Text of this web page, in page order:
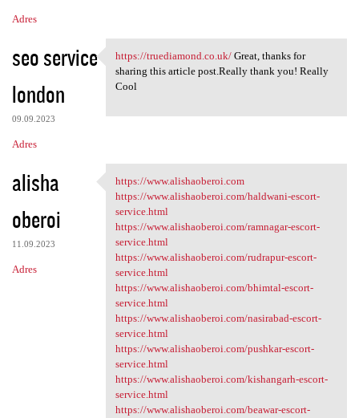
Adres
seo service
london
09.09.2023
Adres
https://truediamond.co.uk/
https://truediamond.co.uk/Great, thanks for
sharing this article post.Really thank you! Really
Cool
alisha
oberoi
11.09.2023
Adres
https://www.alishaoberoi.com
https://www.alishaoberoi.com
https://www.alishaoberoi.com/haldwani-escort-
service.html
https://www.alishaoberoi.com/ramnagar-escort-
service.html
https://www.alishaoberoi.com/rudrapur-escort-
service.html
https://www.alishaoberoi.com/bhimtal-escort-
service.html
https://www.alishaoberoi.com/nasirabad-escort-
service.html
https://www.alishaoberoi.com/pushkar-escort-
service.html
https://www.alishaoberoi.com/kishangarh-escort-
service.html
https://www.alishaoberoi.com/beawar-escort-